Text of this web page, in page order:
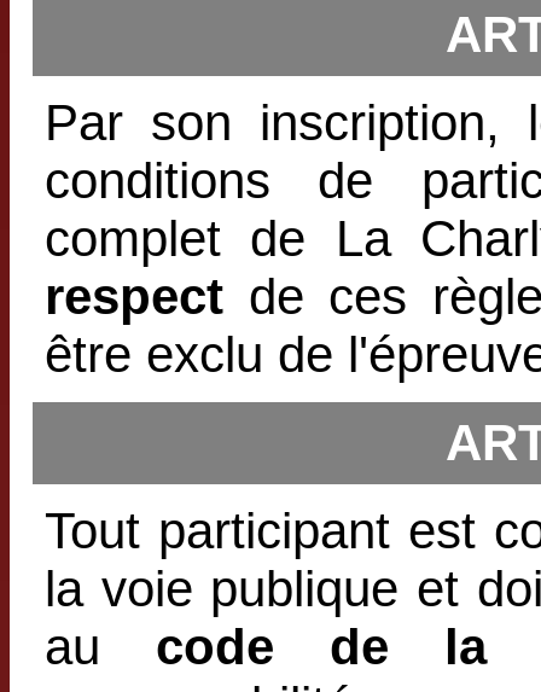
Par son inscription,
conditions de
complet de La
respect de ces
être exclu de
Tout participant est
la voie publique et
au code de la